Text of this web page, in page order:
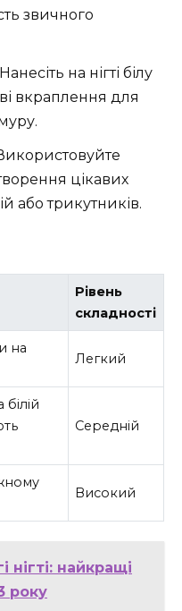
звичного
Нанесіть на нігті білу
вкраплення для
цікавих
або трикутників.
Рівень
складності
на
Легкий
Середній
Високий
нігті: найкращі
року